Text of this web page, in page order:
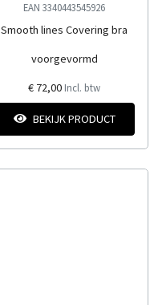
EAN 3340443545926
Smooth lines Covering bra
voorgevormd
€ 72,00 Incl. btw
BEKIJK PRODUCT